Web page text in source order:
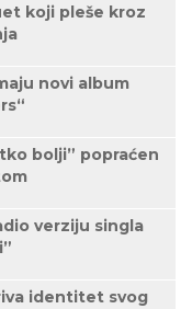
koji pleše kroz
novi album
bolji” popraćen
verziju singla
identitet svog